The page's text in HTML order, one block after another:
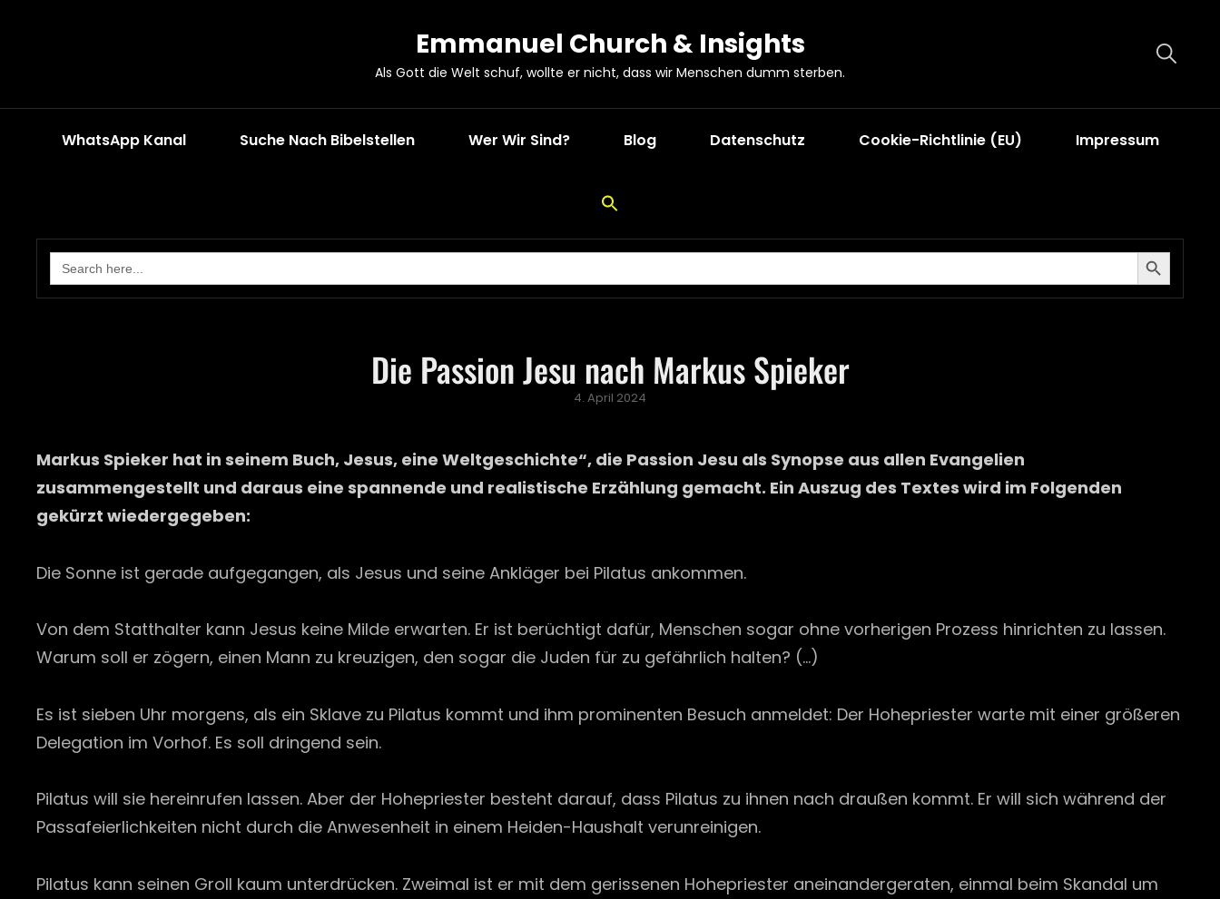
Emmanuel Church & Insights
Als Gott die Welt schuf, wollte er nicht, dass wir Menschen dumm sterben.
WhatsApp Kanal Suche Nach Bibelstellen Wer Wir Sind? Blog Datenschutz Cookie-Richtlinie (EU) Impressum
Search
for:
Search Button
Die Passion Jesu nach Markus Spieker
Posted
4. April 2024
Markus Spieker hat in seinem Buch, Jesus, eine Weltgeschichte“, die Passion Jesu als Synopse aus allen Evangelien
zusammengestellt und daraus eine spannende und realistische Erzählung gemacht. Ein Auszug des Textes wird im Folgenden
gekürzt wiedergegeben:
Die Sonne ist gerade aufgegangen, als Jesus und seine Ankläger bei Pilatus ankommen.
Von dem Statthalter kann Jesus keine Milde erwarten. Er ist berüchtigt dafür, Menschen sogar ohne vorherigen Prozess hinrichten zu lassen.
Warum soll er zögern, einen Mann zu kreuzigen, den sogar die Juden für zu gefährlich halten? (…)
Es ist sieben Uhr morgens, als ein Sklave zu Pilatus kommt und ihm prominenten Besuch anmeldet: Der Hohepriester warte mit einer größeren
Delegation im Vorhof. Es soll dringend sein.
Pilatus will sie hereinrufen lassen. Aber der Hohepriester besteht darauf, dass Pilatus zu ihnen nach draußen kommt. Er will sich während der
Passafeierlichkeiten nicht durch die Anwesenheit in einem Heiden-Haushalt verunreinigen.
Pilatus kann seinen Groll kaum unterdrücken. Zweimal ist er mit dem gerissenen Hohepriester aneinandergeraten, einmal beim Skandal um